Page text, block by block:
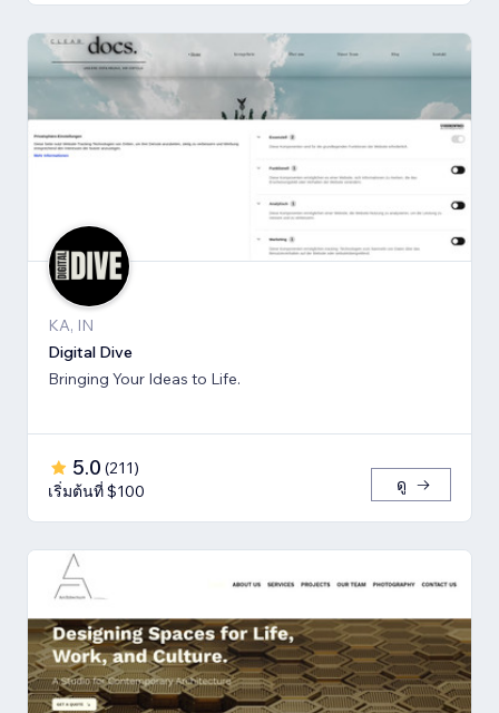
KA, IN
Digital Dive
Bringing Your Ideas to Life.
5.0 (211)
เริ่มต้นที่ $100
ดู